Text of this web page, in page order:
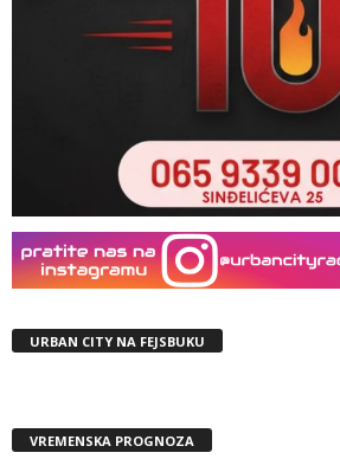
URBAN CITY NA FEJSBUKU
VREMENSKA PROGNOZA